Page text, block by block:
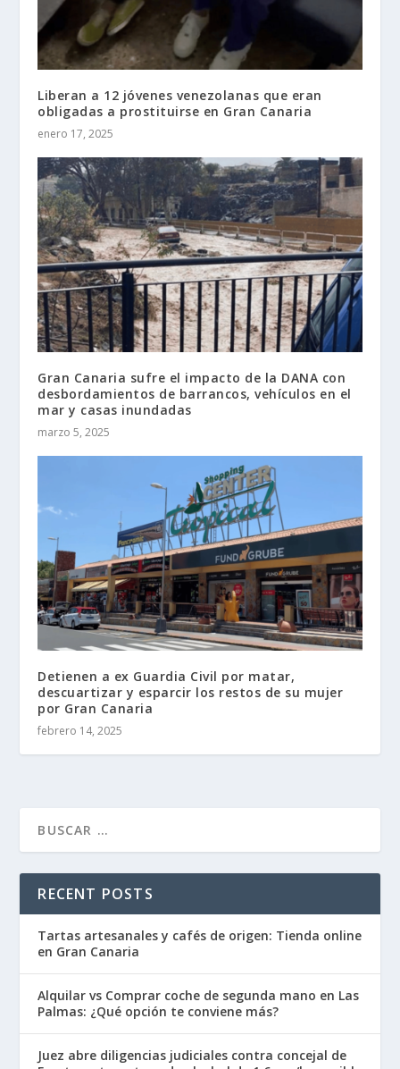
Liberan a 12 jóvenes venezolanas que eran
obligadas a prostituirse en Gran Canaria
enero 17, 2025
Gran Canaria sufre el impacto de la DANA con
desbordamientos de barrancos, vehículos en el
mar y casas inundadas
marzo 5, 2025
Detienen a ex Guardia Civil por matar,
descuartizar y esparcir los restos de su mujer
por Gran Canaria
febrero 14, 2025
RECENT POSTS
Tartas artesanales y cafés de origen: Tienda online
en Gran Canaria
Alquilar vs Comprar coche de segunda mano en Las
Palmas: ¿Qué opción te conviene más?
Juez abre diligencias judiciales contra concejal de